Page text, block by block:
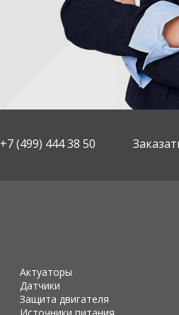
+7 (499) 444 38 50
Актуаторы
Датчики
Защита двигателя